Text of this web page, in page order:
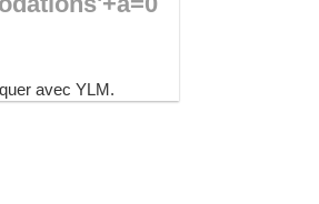
avec YLM.